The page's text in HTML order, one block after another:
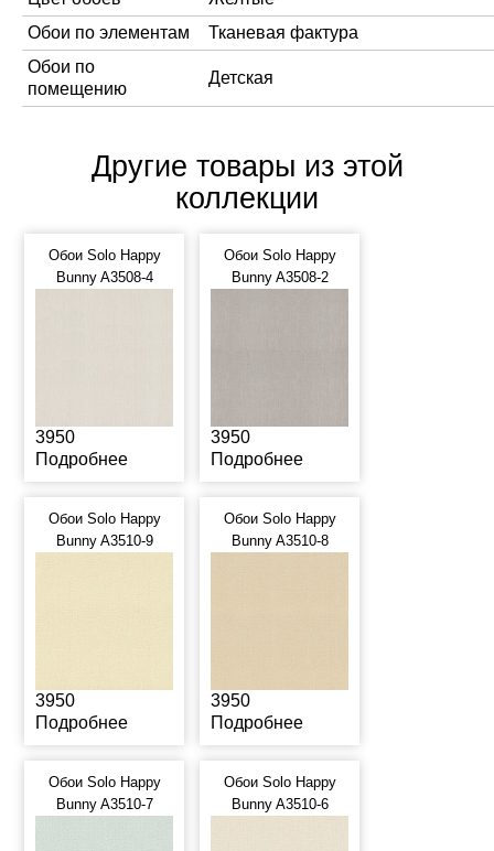
Обои по элементам
Тканевая фактура
Обои по
помещению
Детская
Другие товары из этой
коллекции
Обои Solo Happy
Bunny A3508-4
3950
Подробнее
Обои Solo Happy
Bunny A3508-2
3950
Подробнее
Обои Solo Happy
Bunny A3510-9
3950
Подробнее
Обои Solo Happy
Bunny A3510-8
3950
Подробнее
Обои Solo Happy
Bunny A3510-7
Обои Solo Happy
Bunny A3510-6